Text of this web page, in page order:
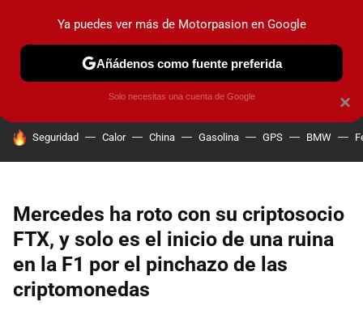
PRUEBAS COCHES ELÉCTRICOS OBSERVATORIO
HOY SE HABLA DE
Seguridad Calor China Gasolina GPS BMW
Mercedes ha roto con su criptosocio
FTX, y solo es el inicio de una ruina
en la F1 por el pinchazo de las
criptomonedas
×
Ya puedes ver más de Motorpasion en Google
Añádenos como fuente preferida
Solo necesitas una cuenta de Google